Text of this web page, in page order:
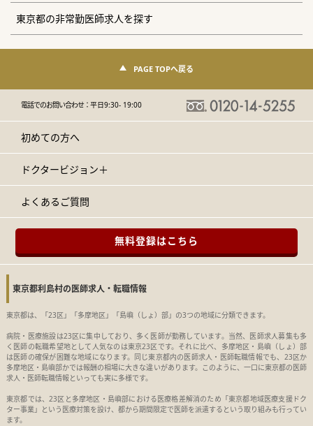
東京都の非常勤医師求人を探す
PAGE TOPへ戻る
電話でのお問い合わせ：平日9:30- 19:00
初めての方へ
ドクタービジョン＋
よくあるご質問
無料登録はこちら
東京都利島村の医師求人・転職情報
東京都は、「23区」「多摩地区」「島嶼（しょ）部」の3つの地域に分類できます。
病院・医療施設は23区に集中しており、多く医師が勤務しています。当然、医師求人募集も多
く医師の転職希望地として人気なのは東京23区です。それに比べ、多摩地区・島嶼（しょ）部
は医師の確保が困難な地域になります。同じ東京都内の医師求人・医師転職情報でも、23区か
多摩地区・島嶼部かでは報酬の相場に大きな違いがあります。このように、一口に東京都の医師
求人・医師転職情報といっても実に多様です。
東京都では、23区と多摩地区・島嶼部における医療格差解消のため「東京都地域医療支援ドク
ター事業」という医療対策を設け、都から期間限定で医師を派遣するという取り組みも行ってい
ます。